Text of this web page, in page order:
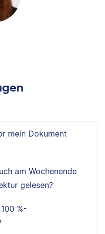
mein Dokument
am Wochenende
gelesen?
%-